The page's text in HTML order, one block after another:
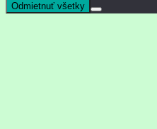
Odmietnuť všetky